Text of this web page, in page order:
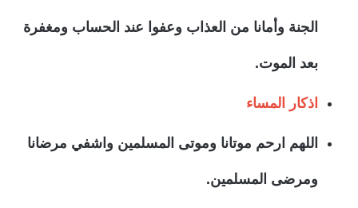
الجنة وأمانا من العذاب وعفوا عند الحساب ومغفرة
بعد الموت.
اذكار المساء
اللهم ارحم موتانا وموتى المسلمين واشفي مرضانا
ومرضى المسلمين.